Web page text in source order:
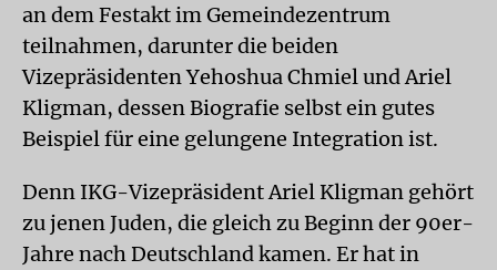
an dem Festakt im Gemeindezentrum
teilnahmen, darunter die beiden
Vizepräsidenten Yehoshua Chmiel und Ariel
Kligman, dessen Biografie selbst ein gutes
Beispiel für eine gelungene Integration ist.
Denn IKG-Vizepräsident Ariel Kligman gehört
zu jenen Juden, die gleich zu Beginn der 90er-
Jahre nach Deutschland kamen. Er hat in